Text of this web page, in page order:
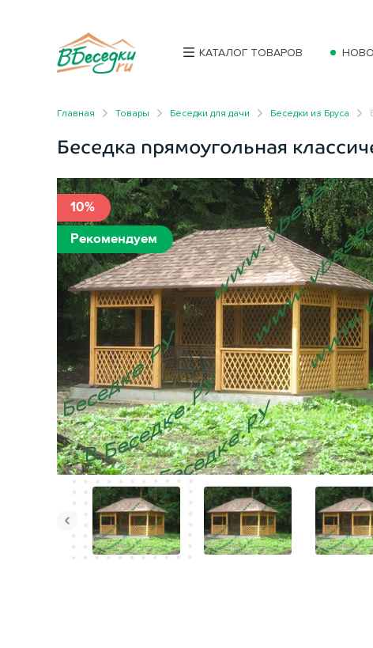
КАТАЛОГ ТОВАРОВ
Главная Товары Беседки для дачи Беседки из Бруса
Беседка прямоугольная
10%
Рекомендуем